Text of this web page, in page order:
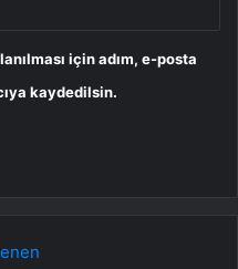
için adım, e-posta
kaydedilsin.